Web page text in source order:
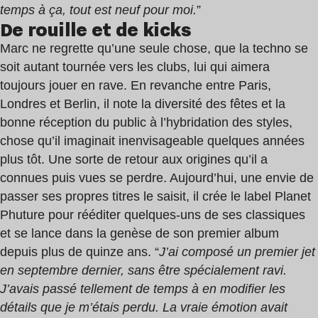
temps à ça, tout est neuf pour moi.”
De rouille et de kicks
Marc ne regrette qu’une seule chose, que la techno se
soit autant tournée vers les clubs, lui qui aimera
toujours jouer en rave. En revanche entre Paris,
Londres et Berlin, il note la diversité des fêtes et la
bonne réception du public à l’hybridation des styles,
chose qu’il imaginait inenvisageable quelques années
plus tôt. Une sorte de retour aux origines qu’il a
connues puis vues se perdre. Aujourd’hui, une envie de
passer ses propres titres le saisit, il crée le label Planet
Phuture pour rééditer quelques-uns de ses classiques
et se lance dans la genèse de son premier album
depuis plus de quinze ans. “J’ai composé un premier jet
en septembre dernier, sans être spécialement ravi.
J’avais passé tellement de temps à en modifier les
détails que je m’étais perdu. La vraie émotion avait